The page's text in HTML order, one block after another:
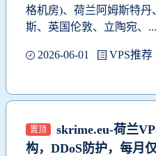
格机房)、荷兰阿姆斯特
斯、英国伦敦、立陶宛、
2026-06-01 VPS推荐
置顶
skrime.eu-荷兰
构，DDoS防护，每月